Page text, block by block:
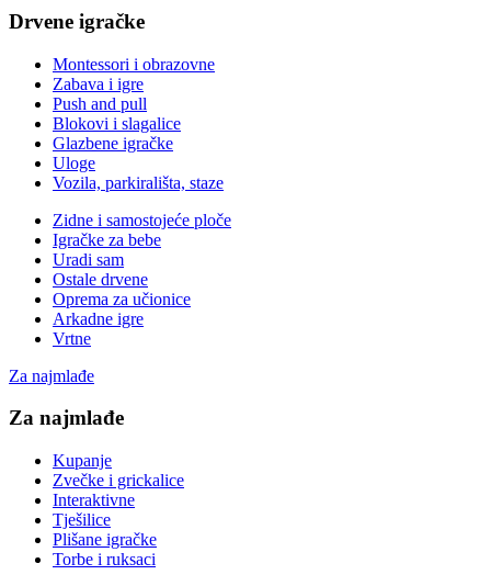
Drvene igračke
Montessori i obrazovne
Zabava i igre
Push and pull
Blokovi i slagalice
Glazbene igračke
Uloge
Vozila, parkirališta, staze
Zidne i samostojeće ploče
Igračke za bebe
Uradi sam
Ostale drvene
Oprema za učionice
Arkadne igre
Vrtne
Za najmlađe
Za najmlađe
Kupanje
Zvečke i grickalice
Interaktivne
Tješilice
Plišane igračke
Torbe i ruksaci